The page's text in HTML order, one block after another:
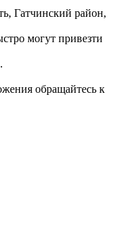
Гатчинский район,
могут привезти
обращайтесь к